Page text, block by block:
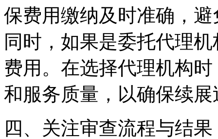
保费用缴纳及时准确，
同时，如果是委托代理
费用。在选择代理机构
和服务质量，以确保续
‌四、关注审查流程与结果‌